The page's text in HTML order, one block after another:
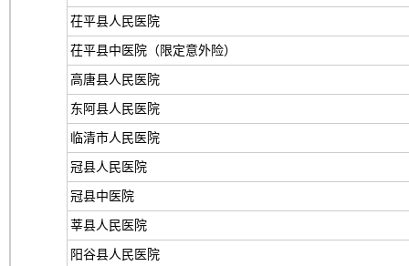
茌平县人民医院
茌平县中医院（限定意外险）
高唐县人民医院
东阿县人民医院
临清市人民医院
冠县人民医院
冠县中医院
莘县人民医院
阳谷县人民医院